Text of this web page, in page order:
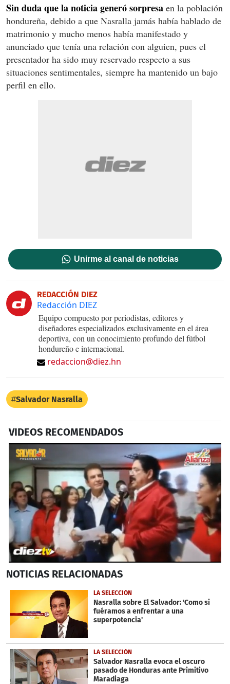
Sin duda que la noticia generó sorpresa en la población
hondureña, debido a que Nasralla jamás había hablado de
matrimonio y mucho menos había manifestado y
anunciado que tenía una relación con alguien, pues el
presentador ha sido muy reservado respecto a sus
situaciones sentimentales, siempre ha mantenido un bajo
perfil en ello.
Unirme al canal de noticias
REDACCIÓN DIEZ
Redacción DIEZ
Equipo compuesto por periodistas, editores y
diseñadores especializados exclusivamente en el área
deportiva, con un conocimiento profundo del fútbol
hondureño e internacional.
redaccion@diez.hn
Salvador Nasralla
VIDEOS RECOMENDADOS
seconds
59
seconds
NOTICIAS RELACIONADAS
LA SELECCIÓN
Nasralla sobre El Salvador: 'Como si
fuéramos a enfrentar a una
superpotencia'
LA SELECCIÓN
Salvador Nasralla evoca el oscuro
pasado de Honduras ante Primitivo
Maradiaga